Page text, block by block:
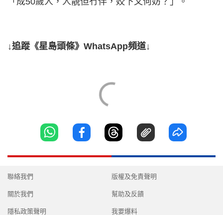
↓追蹤《星島頭條》WhatsApp頻道↓
聯絡我們
關於我們
隱私政策聲明
版權及免責聲明
幫助及反饋
我要爆料